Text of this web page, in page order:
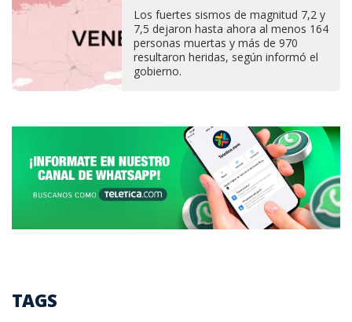
Los fuertes sismos de magnitud 7,2 y
7,5 dejaron hasta ahora al menos 164
personas muertas y más de 970
resultaron heridas, según informó el
gobierno.
TAGS